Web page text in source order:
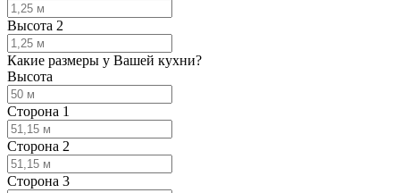
Высота 2
Какие размеры у Вашей кухни?
Высота
Сторона 1
Сторона 2
Сторона 3